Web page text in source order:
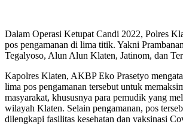
Dalam Operasi Ketupat Candi 2022, Polres
pos pengamanan di lima titik. Yakni
Tegalyoso, Alun Alun Klaten, Jatinom, dan
Kapolres Klaten, AKBP Eko Prasetyo
lima pos pengamanan tersebut untuk
masyarakat, khususnya para pemudik yang
wilayah Klaten. Selain pengamanan, pos
dilengkapi fasilitas kesehatan dan vaksinasi